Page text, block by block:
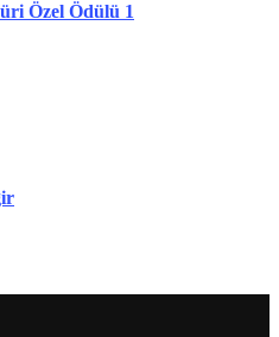
Özel Ödülü 1